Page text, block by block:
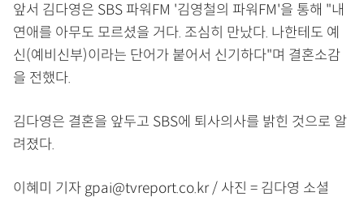
앞서 김다영은 SBS 파워FM '김영철의 파워FM'을 통해 "내
연애를 아무도 모르셨을 거다. 조심히 만났다. 나한테도 예
신(예비신부)이라는 단어가 붙어서 신기하다"며 결혼소감
을 전했다.
김다영은 결혼을 앞두고 SBS에 퇴사의사를 밝힌 것으로 알
려졌다.
이혜미 기자 gpai@tvreport.co.kr / 사진 = 김다영 소셜